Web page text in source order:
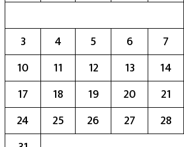
3
4 5 6 7
10
11 12 13 14
17
18 19 20 21
24
25 26 27 28